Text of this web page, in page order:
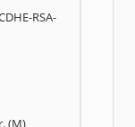
RSA-
(M)